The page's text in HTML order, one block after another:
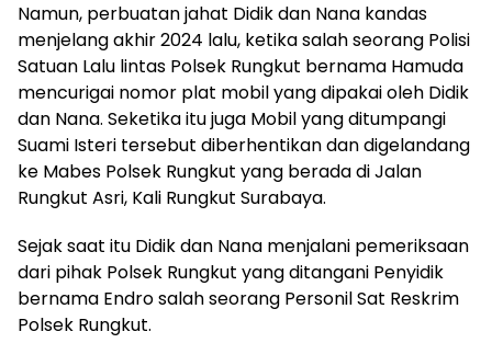
Namun, perbuatan jahat Didik dan Nana kandas
menjelang akhir 2024 lalu, ketika salah seorang Polisi
Satuan Lalu lintas Polsek Rungkut bernama Hamuda
mencurigai nomor plat mobil yang dipakai oleh Didik
dan Nana. Seketika itu juga Mobil yang ditumpangi
Suami Isteri tersebut diberhentikan dan digelandang
ke Mabes Polsek Rungkut yang berada di Jalan
Rungkut Asri, Kali Rungkut Surabaya.
Sejak saat itu Didik dan Nana menjalani pemeriksaan
dari pihak Polsek Rungkut yang ditangani Penyidik
bernama Endro salah seorang Personil Sat Reskrim
Polsek Rungkut.